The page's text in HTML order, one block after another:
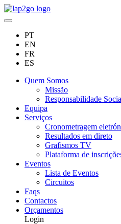
PT
EN
FR
ES
Quem Somos
Missão
Responsabilidade
Equipa
Serviços
Cronometragem
Resultados em direto
Grafismos TV
Plataforma de
Eventos
Lista de Eventos
Circuitos
Faqs
Contactos
Orçamentos
Login